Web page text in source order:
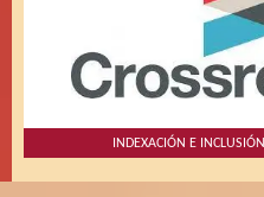
INDEXACIÓN E INCLUSIÓN